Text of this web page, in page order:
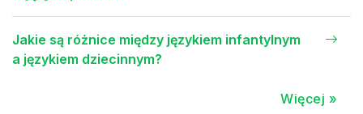
Jakie są różnice między językiem infantylnym
a językiem dziecinnym?
Więcej »